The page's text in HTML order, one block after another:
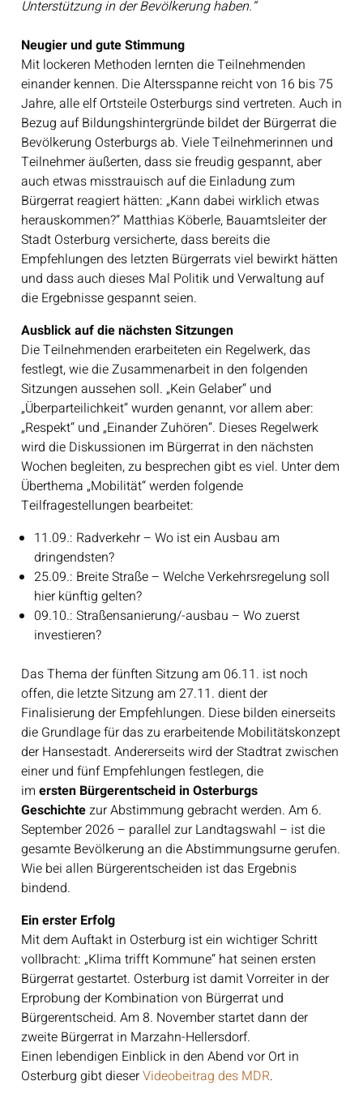
Unterstützung in der Bevölkerung haben.“
Neugier und gute Stimmung
Mit lockeren Methoden lernten die Teilnehmenden
einander kennen. Die Altersspanne reicht von 16 bis 75
Jahre, alle elf Ortsteile Osterburgs sind vertreten. Auch in
Bezug auf Bildungshintergründe bildet der Bürgerrat die
Bevölkerung Osterburgs ab. Viele Teilnehmerinnen und
Teilnehmer äußerten, dass sie freudig gespannt, aber
auch etwas misstrauisch auf die Einladung zum
Bürgerrat reagiert hätten: „Kann dabei wirklich etwas
herauskommen?“ Matthias Köberle, Bauamtsleiter der
Stadt Osterburg versicherte, dass bereits die
Empfehlungen des letzten Bürgerrats viel bewirkt hätten
und dass auch dieses Mal Politik und Verwaltung auf
die Ergebnisse gespannt seien.
Ausblick auf die nächsten Sitzungen
Die Teilnehmenden erarbeiteten ein Regelwerk, das
festlegt, wie die Zusammenarbeit in den folgenden
Sitzungen aussehen soll. „Kein Gelaber“ und
„Überparteilichkeit“ wurden genannt, vor allem aber:
„Respekt“ und „Einander Zuhören“. Dieses Regelwerk
wird die Diskussionen im Bürgerrat in den nächsten
Wochen begleiten, zu besprechen gibt es viel. Unter dem
Überthema „Mobilität“ werden folgende
Teilfragestellungen bearbeitet:
11.09.: Radverkehr – Wo ist ein Ausbau am
dringendsten?
25.09.: Breite Straße – Welche Verkehrsregelung soll
hier künftig gelten?
09.10.: Straßensanierung/-ausbau – Wo zuerst
investieren?
Das Thema der fünften Sitzung am 06.11. ist noch
offen, die letzte Sitzung am 27.11. dient der
Finalisierung der Empfehlungen. Diese bilden einerseits
die Grundlage für das zu erarbeitende Mobilitätskonzept
der Hansestadt. Andererseits wird der Stadtrat zwischen
einer und fünf Empfehlungen festlegen, die
im ersten Bürgerentscheid inOsterburgs
Geschichtezur Abstimmung gebracht werden. Am 6.
September 2026 – parallel zur Landtagswahl – ist die
gesamte Bevölkerung an die Abstimmungsurne gerufen.
Wie bei allen Bürgerentscheiden ist das Ergebnis
bindend.
Ein erster Erfolg
Mit dem Auftakt in Osterburg ist ein wichtiger Schritt
vollbracht: „Klima trifft Kommune“ hat seinen ersten
Bürgerrat gestartet. Osterburg ist damit Vorreiter in der
Erprobung der Kombination von Bürgerrat und
Bürgerentscheid. Am 8. November startet dann der
zweite Bürgerrat in Marzahn-Hellersdorf.
Einen lebendigen Einblick in den Abend vor Ort in
Osterburg gibt dieserVideobeitrag des MDR.